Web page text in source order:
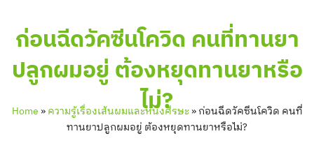
ก่อนฉีดวัคซีนโควิด คนที่ทานยา
ปลูกผมอยู่ ต้องหยุดทานยาหรือ
ไม่?
Home»ความรู้เรื่องเส้นผมและหนังศีรษะ»ก่อนฉีดวัคซีนโควิด คนที่
ทานยาปลูกผมอยู่ ต้องหยุดทานยาหรือไม่?